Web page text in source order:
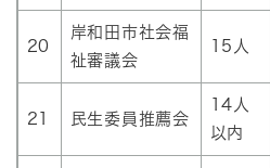
20
岸和田市社会福
祉審議会
15人
21 民生委員推薦会
14人
以内